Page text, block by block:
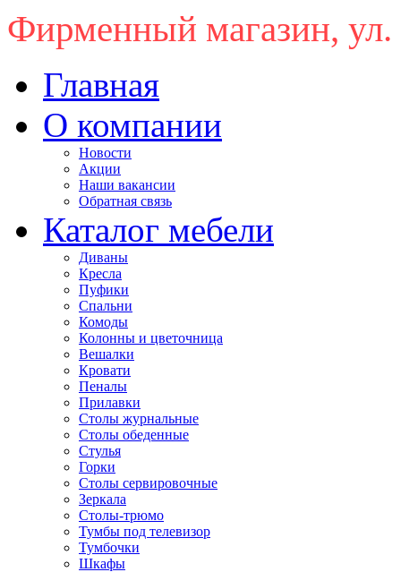
Фирменный магазин, ул.
Главная
О компании
Новости
Акции
Наши вакансии
Обратная связь
Каталог мебели
Диваны
Кресла
Пуфики
Спальни
Комоды
Колонны и цветочница
Вешалки
Кровати
Пеналы
Прилавки
Столы журнальные
Столы обеденные
Стулья
Горки
Столы сервировочные
Зеркала
Столы-трюмо
Тумбы под телевизор
Тумбочки
Шкафы